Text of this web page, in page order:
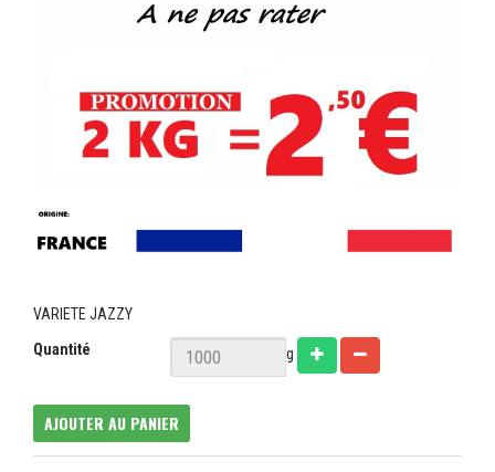
VARIETE JAZZY
Quantité
g
AJOUTER AU PANIER